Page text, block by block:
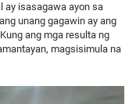
ay isasagawa ayon sa
unang gagawin ay ang
ang mga resulta ng
magsisimula na